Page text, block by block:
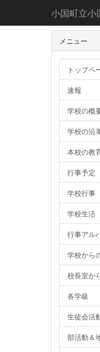
小国町立小
メニュー
トップペ
速報
学校の概
学校の沿
本校の教
行事予定
学校行事
学校生活
行事アル
学校から
校長室か
各学級
生徒会活
部活動＆